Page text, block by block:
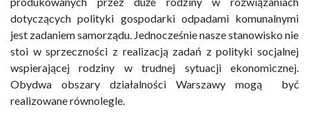
dotyczących polityki gospodarki odpadami komunalnymi
jest zadaniem samorządu. Jednocześnie nasze stanowisko nie
stoi w sprzeczności z realizacją zadań z polityki socjalnej
wspierającej rodziny w trudnej sytuacji ekonomicznej.
Obydwa obszary działalności Warszawy mogą być
realizowane równolegle.